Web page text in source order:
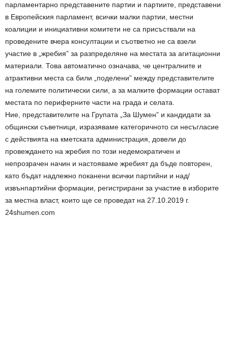
парламентарно представените партии и партиите, представени
в Европейския парламент, всички малки партии, местни
коалиции и инициативни комитети не са присъствали на
проведените вчера консултации и съответно не са взели
участие в „жребия” за разпределяне на местата за агитационни
материали. Това автоматично означава, че централните и
атрактивни места са били „поделени” между представителите
на големите политически сили, а за малките формации остават
местата по периферните части на града и селата.
Ние, представителите на Групата „За Шумен” и кандидати за
общински съветници, изразяваме категоричното си несъгласие
с действията на кметската администрация, довели до
провеждането на жребия по този недемократичен и
непрозрачен начин и настояваме жребият да бъде повторен,
като бъдат надлежно поканени всички партийни и над/
извънпартийни формации, регистрирани за участие в изборите
за местна власт, които ще се проведат на 27.10.2019 г.
24shumen.com